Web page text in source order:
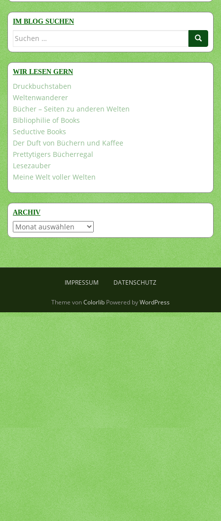
IM BLOG SUCHEN
Suchen
WIR LESEN GERN
Druckbuchstaben
Weltenwanderer
Bücher – Seiten zu anderen Welten
Bibliophilie of Books
Seductive Books
Der Duft von Büchern und Kaffee
Prettytigers Bücherregal
Lesezauber
Meine Welt voller Welten
ARCHIV
Archiv
IMPRESSUM DATENSCHUTZ
Theme vonColorlib Powered byWordPress